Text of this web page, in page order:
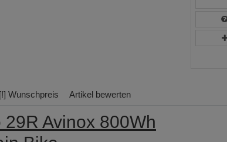
[!] Wunschpreis Artikel bewerten
Avinox 800Wh